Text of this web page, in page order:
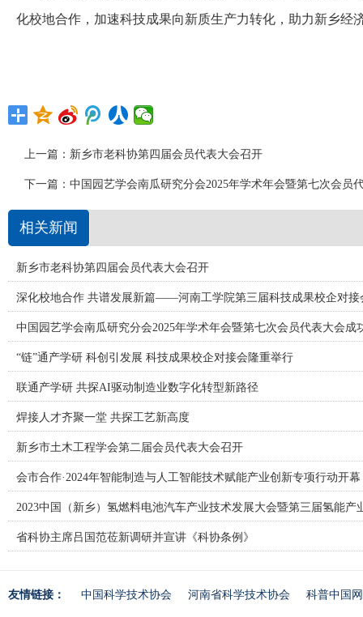
化校地合作，加速科技成果向新质生产力转化，助力新乡经
上一篇： 新乡市老科协第四届会员代表大会召开
下一篇： 中国园艺学会南瓜研究分会2025年学术年会暨第七次会员
相关新闻
新乡市老科协第四届会员代表大会召开
深化校地合作 共谱发展新篇——河南工学院第三届科技成果校企对接
中国园艺学会南瓜研究分会2025年学术年会暨第七次会员代表大会成
“链”通产学研 科创引发展 科技成果校企对接会隆重举行
联通产学研 共探AI驱动制造业数字化转型新路径
焊接人才齐聚一堂 共探工艺新高度
新乡市土木工程学会第二届会员代表大会召开
会市合作·2024年智能制造与人工智能技术赋能产业创新专项行动开幕
2023中国（新乡）氢燃料电池汽车产业技术发展大会暨第三届氢能产
省科协主席吕国范莅新调研并宣讲《科协条例》
友情链接： 中国科学技术协会 河南省科学技术协会 科普中国网